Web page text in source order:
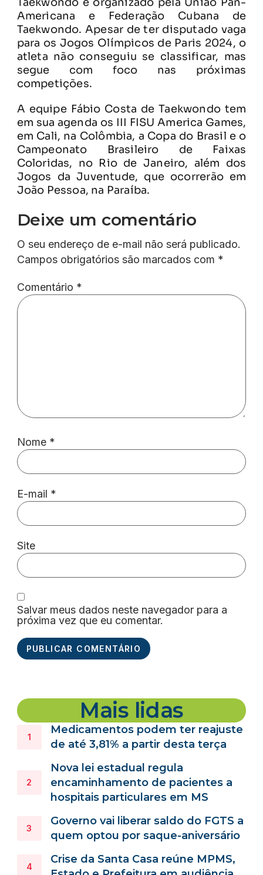
Americana e Federação Cubana de
Taekwondo. Apesar de ter disputado vaga
para os Jogos Olímpicos de Paris 2024, o
atleta não conseguiu se classificar, mas
segue com foco nas próximas
competições.
A equipe Fábio Costa de Taekwondo tem
em sua agenda os III FISU America Games,
em Cali, na Colômbia, a Copa do Brasil e o
Campeonato Brasileiro de Faixas
Coloridas, no Rio de Janeiro, além dos
Jogos da Juventude, que ocorrerão em
João Pessoa, na Paraíba.
Deixe um comentário
O seu endereço de e-mail não será publicado.
Campos obrigatórios são marcados com *
Comentário *
Nome *
E-mail *
Site
Salvar meus dados neste navegador para a
próxima vez que eu comentar.
Mais lidas
Medicamentos podem ter reajuste
de até 3,81% a partir desta terça
Nova lei estadual regula
encaminhamento de pacientes a
hospitais particulares em MS
Governo vai liberar saldo do FGTS a
quem optou por saque-aniversário
Crise da Santa Casa reúne MPMS,